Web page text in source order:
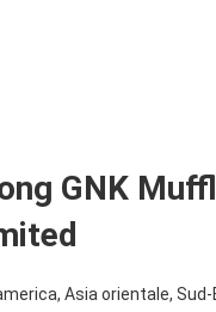
GNK
Asia orientale,